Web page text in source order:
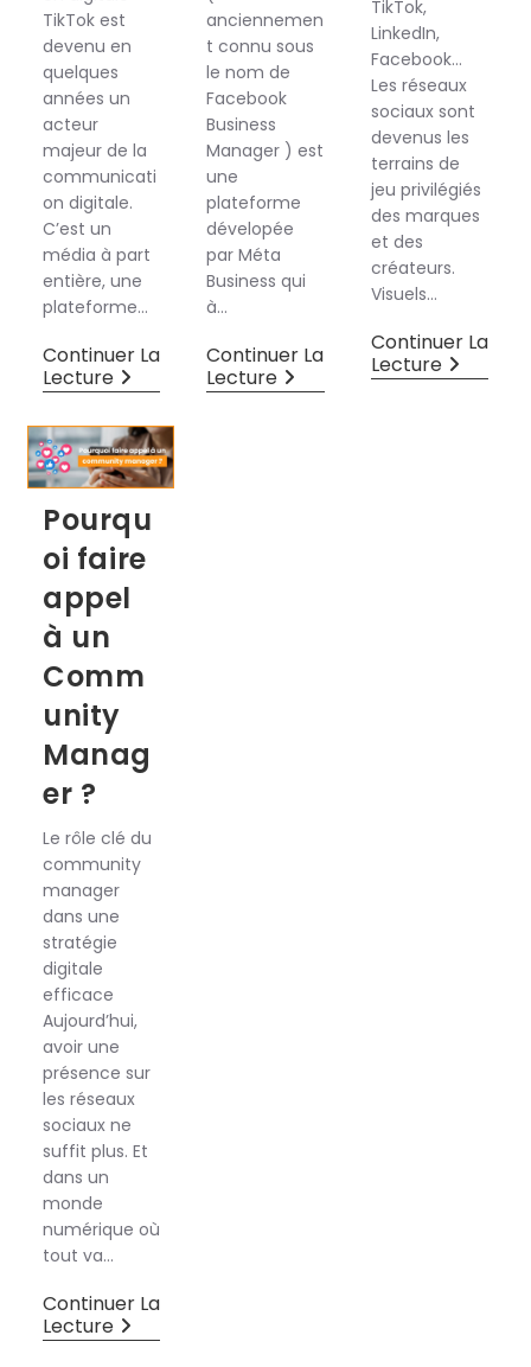
TikTok est
devenu en
quelques
années un
acteur
majeur de la
communicati
on digitale.
C’est un
média à part
entière, une
plateforme…
Continuer La
Lecture
anciennemen
t connu sous
le nom de
Facebook
Business
Manager ) est
une
plateforme
dévelopée
par Méta
Business qui
à…
Continuer La
Lecture
TikTok,
LinkedIn,
Facebook…
Les réseaux
sociaux sont
devenus les
terrains de
jeu privilégiés
des marques
et des
créateurs.
Visuels…
Continuer La
Lecture
Pourqu
oi faire
appel
à un
Comm
unity
Manag
er ?
Le rôle clé du
community
manager
dans une
stratégie
digitale
efficace
Aujourd’hui,
avoir une
présence sur
les réseaux
sociaux ne
suffit plus. Et
dans un
monde
numérique où
tout va…
Continuer La
Lecture